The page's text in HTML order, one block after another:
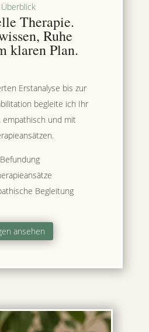
Therapie.
Ruhe
klaren Plan.
Erstanalyse bis zur
begleite ich Ihr
empathisch und mit
Begleitung
ansehen